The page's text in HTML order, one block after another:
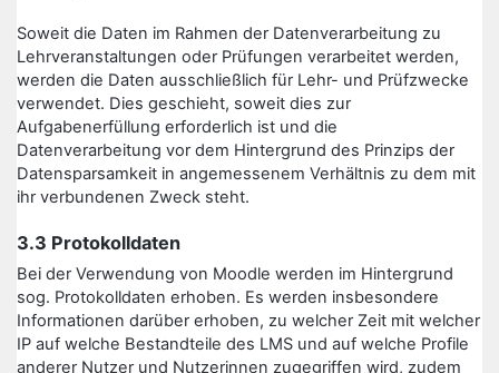
Soweit die Daten im Rahmen der Datenverarbeitung zu
Lehrveranstaltungen oder Prüfungen verarbeitet werden,
werden die Daten ausschließlich für Lehr- und Prüfzwecke
verwendet. Dies geschieht, soweit dies zur
Aufgabenerfüllung erforderlich ist und die
Datenverarbeitung vor dem Hintergrund des Prinzips der
Datensparsamkeit in angemessenem Verhältnis zu dem mit
ihr verbundenen Zweck steht.
3.3 Protokolldaten
Bei der Verwendung von Moodle werden im Hintergrund
sog. Protokolldaten erhoben. Es werden insbesondere
Informationen darüber erhoben, zu welcher Zeit mit welcher
IP auf welche Bestandteile des LMS und auf welche Profile
anderer Nutzer und Nutzerinnen zugegriffen wird, zudem